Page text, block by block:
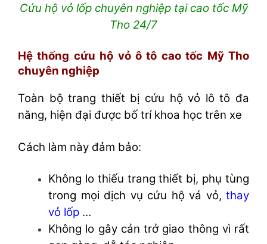
Cứu hộ vỏ lốp chuyên nghiệp tại cao tốc Mỹ
Tho 24/7
Hệ thống cứu hộ vỏ ô tô cao tốc Mỹ Tho
chuyên nghiệp
Toàn bộ trang thiết bị cứu hộ vỏ lô tô đa
năng, hiện đại được bố trí khoa học trên xe
Cách làm này đảm bảo:
Không lo thiếu trang thiết bị, phụ tùng
trong mọi dịch vụ cứu hộ vá vỏ, thay
vỏ lốp …
Không lo gây cản trở giao thông vì rất